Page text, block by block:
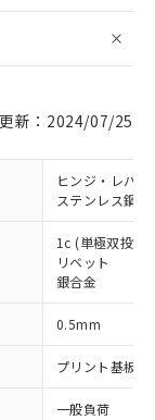
新：2024/07/25
ヒンジ・レバー
ステンレス鋼レ
1c (単極双投形)
リベット
銀合金
0.5mm
プリント基板用
一般負荷